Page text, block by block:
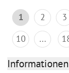
1 2 3
10
...